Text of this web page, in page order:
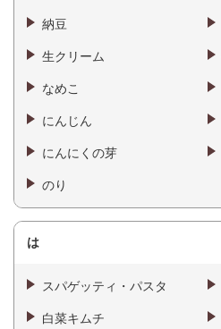
納豆
生クリーム
なめこ
にんじん
にんにくの芽
のり
は
スパゲッティ・パスタ
白菜キムチ